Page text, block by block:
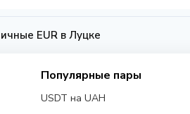
EUR в Луцке
Популярные пары
USDT на UAH